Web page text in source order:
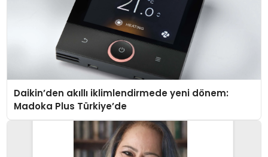
Daikin’den akıllı iklimlendirmede yeni dönem:
Madoka Plus Türkiye’de